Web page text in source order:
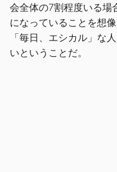
会全体の7割程度いる場
になっていることを想
「毎日、エシカル」な
いということだ。